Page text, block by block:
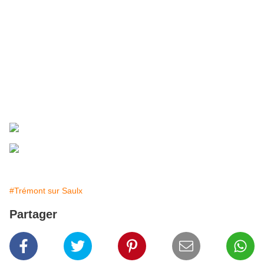
#Trémont sur Saulx
Partager